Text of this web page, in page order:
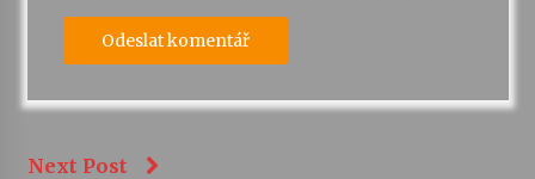
Next Post